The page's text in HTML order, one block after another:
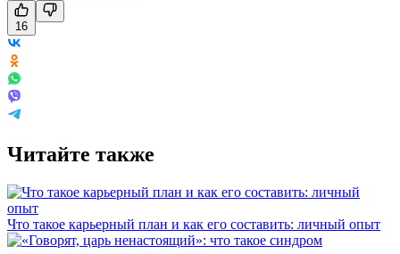
16
Читайте также
Что такое карьерный план и как его составить: личный опыт